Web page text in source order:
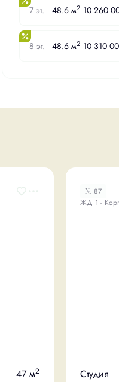
7 эт. 48.6 м2 10 260
8 эт. 48.6 м2 10 310
47 м2
№ 87
ЖД 1 -
Студия